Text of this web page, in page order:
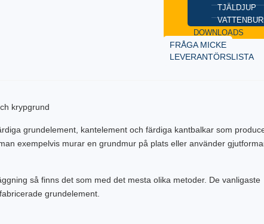
TJÄLDJUP
DOWNLOADS
FRÅGA MICKE
LEVERANTÖRSLISTA
grundelement, kantelement och färdiga kantbalkar som
exempelvis murar en grundmur på plats eller använder
så finns det som med det mesta olika metoder. De vanligaste
grundelement.